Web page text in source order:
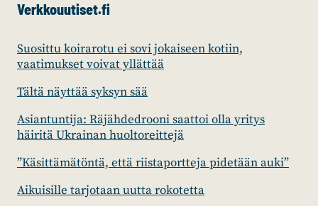
Verkkouutiset.fi
Suosittu koirarotu ei sovi jokaiseen kotiin,
vaatimukset voivat yllättää
Tältä näyttää syksyn sää
Asiantuntija: Räjähdedrooni saattoi olla yritys
häiritä Ukrainan huoltoreittejä
”Käsittämätöntä, että riistaportteja pidetään auki”
Aikuisille tarjotaan uutta rokotetta